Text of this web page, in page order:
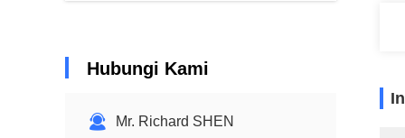
Hubungi Kami
Mr. Richard SHEN